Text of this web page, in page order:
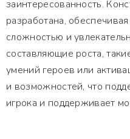
заинтересованность.
разработана,
сложностью и
составляющие роста,
умений героев или
и возможностей, что
игрока и поддерживает